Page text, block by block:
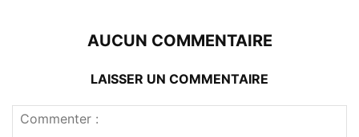
AUCUN COMMENTAIRE
LAISSER UN COMMENTAIRE